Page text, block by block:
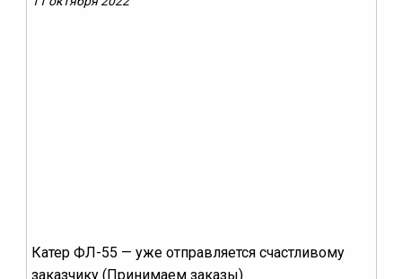
Катер ФЛ-55 — уже отправляется счастливому
заказчику (Принимаем заказы)